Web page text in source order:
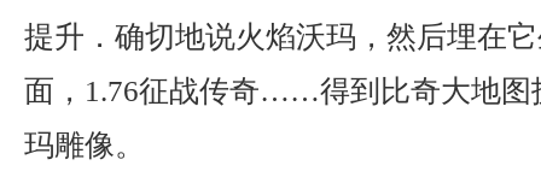
提升．确切地说火焰沃玛，然后埋在
面，1.76征战传奇……得到比奇大地图
玛雕像。